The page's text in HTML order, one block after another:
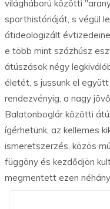
világháború közötti
sporthistóriáját, s végül
átideologizált
e több mint százhúsz
átúszások négy
életét, s jussunk el
rendezvényig, a nagy
Balatonboglár közötti
ígérhetünk, az kellemes
ismeretszerzés, közös
függöny és kezdődjön
megmentett ezen